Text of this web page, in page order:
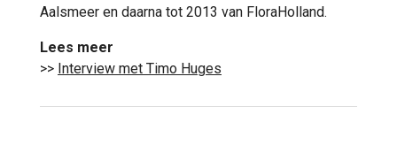
Aalsmeer en daarna tot 2013 van FloraHolland.
Lees meer
>> Interview met Timo Huges